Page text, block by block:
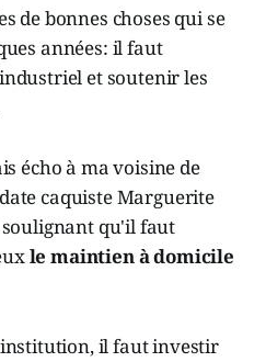
de bonnes choses qui se
années: il faut
et soutenir les
écho à ma voisine de
caquiste Marguerite
soulignant qu'il faut
le maintien à domicile
il faut investir